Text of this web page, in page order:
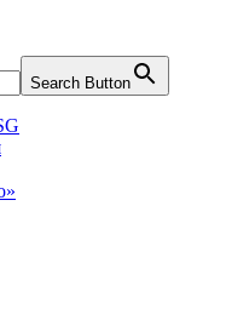
Search Button